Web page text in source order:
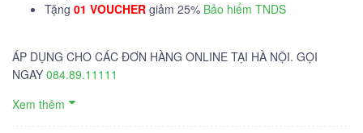
Tặng 01 VOUCHER giảm 25% Bảo hiểm TNDS
ÁP DỤNG CHO CÁC ĐƠN HÀNG ONLINE TẠI HÀ NỘI. GỌI
NGAY 084.89.11111
Xem thêm